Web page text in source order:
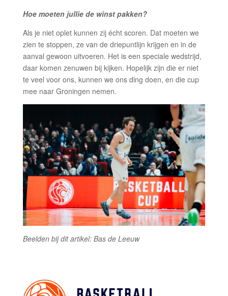
Hoe moeten jullie de winst pakken?
Als je niet oplet kunnen zij écht scoren. Dat moeten we
zien te stoppen, ze van de driepuntlijn krijgen en in de
aanval gewoon uitvoeren. Het is een speciale wedstrijd,
daar komen zenuwen bij kijken. Hopelijk zijn die er niet
te veel voor ons, kunnen we ons ding doen, en die cup
mee naar Groningen nemen.
Beelden bij dit artikel: Bas de Leeuw